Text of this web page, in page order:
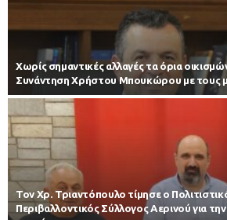
Χωρίς σημαντικές αλλαγές τα όρια
Συνάντηση Χρήστου Μπουκώρου με τους
Τον Χρ. Τριαντόπουλο τίμησε ο
Περιβαλλοντικός Σύλλογος Αερινού για